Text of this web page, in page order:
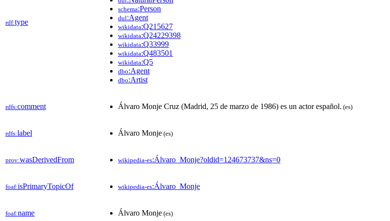
rdf:type
schema:Person
dul:Agent
wikidata:Q215627
wikidata:Q24229398
wikidata:Q33999
wikidata:Q483501
wikidata:Q5
dbo:Agent
dbo:Artist
rdfs:comment Álvaro Monje Cruz (Madrid, 25 de marzo de 1986) es un actor español. (es)
rdfs:label Álvaro Monje (es)
prov:wasDerivedFrom wikipedia-es:Álvaro_Monje?oldid=124673737&ns=0
foaf:isPrimaryTopicOf wikipedia-es:Álvaro_Monje
foaf:name Álvaro Monje (es)